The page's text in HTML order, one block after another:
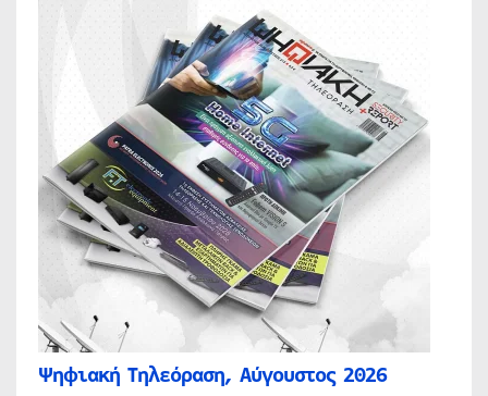
Ψηφιακή Τηλεόραση, Αύγουστος 2026